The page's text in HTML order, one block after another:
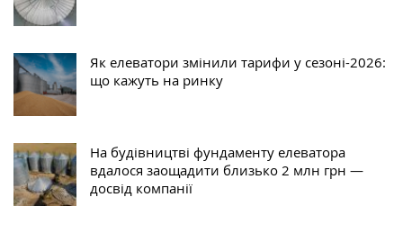
Як елеватори змінили тарифи у сезоні-2026:
що кажуть на ринку
На будівництві фундаменту елеватора
вдалося заощадити близько 2 млн грн —
досвід компанії